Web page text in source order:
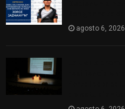
agosto 6, 2026